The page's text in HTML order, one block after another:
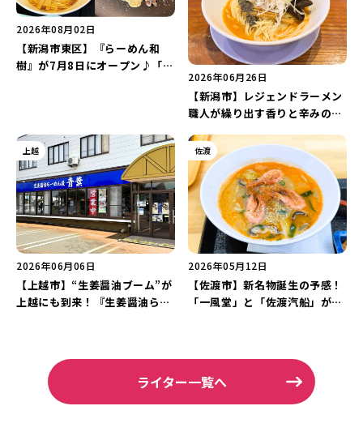
2026年08月02日
【新潟市東区】『らーめん和
樹』が7月8日にオープン♪「淡
わい”を楽しもう♪
2026年06月26日
【新潟市】レジェンドラーメン
職人が繰り出す香りと辛みの連
ニュー「冷やし汁なし担々麺」
を実食レポート！
上越
2026年06月06日
【上越市】“生姜醤油ブーム”が
上越にも到来！『生姜醤油らー
佐渡
2026年05月12日
【佐渡市】新名物誕生の予感！
「一風堂」と「佐渡汽船」がコ
ライター一覧へ